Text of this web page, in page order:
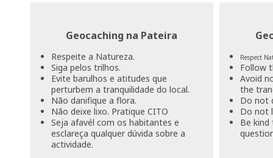
Geocaching na Pateira
Respeite a Natureza.
Siga pelos trilhos.
Evite barulhos e atitudes que
perturbem a tranquilidade do local.
Não danifique a flora.
Não deixe lixo. Pratique CITO
Seja afavél com os habitantes e
esclareça qualquer dúvida sobre a
actividade.
Respect
Follow
Avoid
the
Do not
Do not
Be